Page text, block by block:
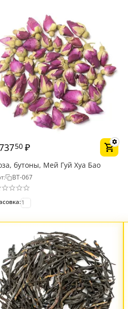
50 ₽
бутоны, Мей Гуй Хуа Бао
BT-067
1